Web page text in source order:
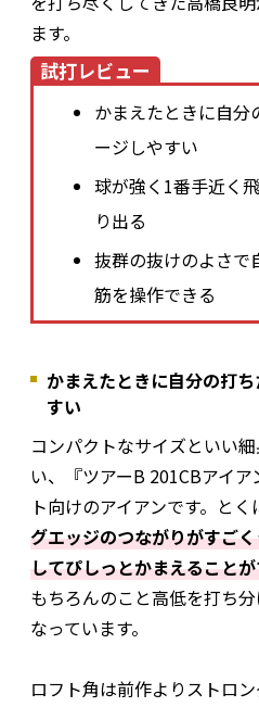
ます。
試打レビュー
かまえたときに自分
ージしやすい
球が強く1番手近く
り出る
抜群の抜けのよさで
筋を操作できる
かまえたときに自分の打
すい
コンパクトなサイズといい
い、『ツアーB 201CBアイ
ト向けのアイアンです。とく
グエッジのつながりがすご
してぴしっとかまえること
もちろんのこと高低を打ち
なっています。
ロフト角は前作よりストロ